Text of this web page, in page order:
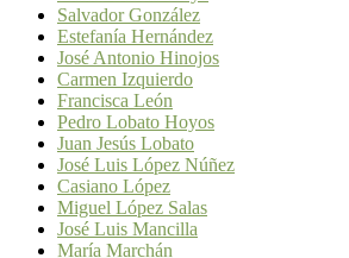
Salvador González
Estefanía Hernández
José Antonio Hinojos
Carmen Izquierdo
Francisca León
Pedro Lobato Hoyos
Juan Jesús Lobato
José Luis López Núñez
Casiano López
Miguel López Salas
José Luis Mancilla
María Marchán